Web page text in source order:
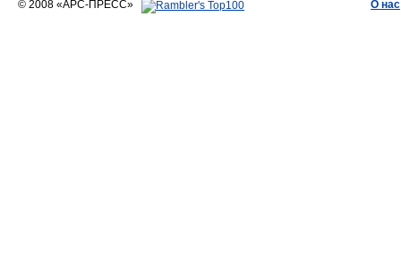
© 2008 «АРС-ПРЕСС» О нас